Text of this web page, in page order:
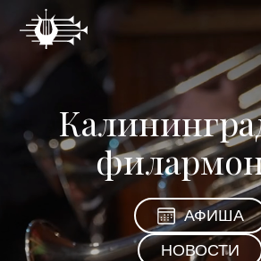
АФИША
НОВОСТИ